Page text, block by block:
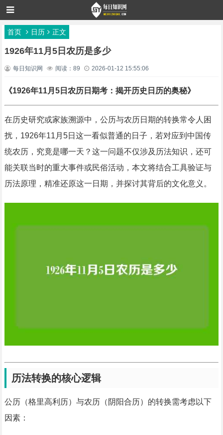
首页 日历 正文
1926年11月5日农历是多少
每日知识网 阅读：89 2026-01-12 15:55:06
《1926年11月5日农历日期考：揭开历史日历的奥秘》
在历史研究或家族溯源中，公历与农历日期的转换常令人困
扰，1926年11月5日这一看似普通的日子，若对应到中国传
统农历，究竟是哪一天？这一问题不仅涉及历法知识，还可
能关联当时的重大事件或民俗活动，本文将结合工具验证与
历法原理，精准还原这一日期，并探讨其背后的文化意义。
历法转换的核心逻辑
公历（格里高利历）与农历（阴阳合历）的转换需考虑以下
因素：